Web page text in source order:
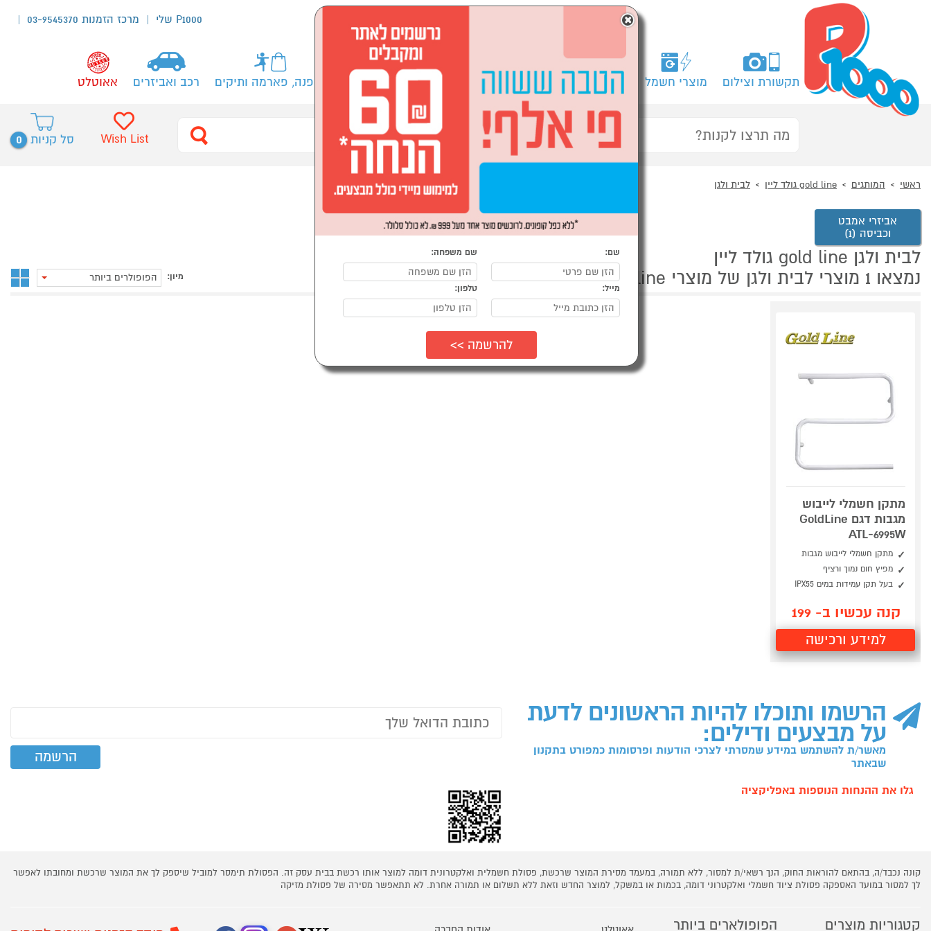
P1000 שלי מרכז הזמנות 03-9545370
תקשורת וצילום מוצרי חשמל מחשבים וציוד היקפי לבית ולגן ספורט, מחנאות וילדים אופנה, פארמה ותיקים רכב ואביזרים אאוטלט
סל קניות 0 Wish List
ראשי המותגים gold line גולד ליין לבית ולגן
אביזרי אמבט
וכביסה (1)
לבית ולגן gold line גולד ליין
נמצאו 1 מוצרי לבית ולגן של מוצרי gold line גולד ליין
מיון: הפופולרים ביותר
מתקן חשמלי לייבוש
מגבות דגם GoldLine
ATL-6995W
מתקן חשמלי לייבוש מגבות
מפיץ חום נמוך ורציף
בעל תקן עמידות במים IPX55
קנה עכשיו ב- 199
למידע ורכישה
הרשמו ותוכלו להיות הראשונים לדעת
על מבצעים ודילים:
מאשר/ת להשתמש במידע שמסרתי לצרכי הודעות ופרסומות כמפורט בתקנון
שבאתר
גלו את ההנחות הנוספות באפליקציה
קונה נכבד/ה, בהתאם להוראות החוק, הנך רשאי/ת למסור, ללא תמורה, במעמד מסירת המוצר שרכשת, פסולת חשמלית ואלקטרונית דומה למוצר אותו רכשת בבית עסק זה. הפסולת תימסר למוביל שיספק לך את המוצר שרכשת ומחובתו לאפשר
לך למסור במועד האספקה פסולת ציוד חשמלי ואלקטרוני דומה, בכמות או במשקל, למוצר החדש וזאת ללא תשלום או תמורה אחרת. לא תתאפשר מסירה של פסולת מזיקה
קטגוריות מוצרים הפופולארים ביותר
×
שם: שם משפחה:
מייל: טלפון: